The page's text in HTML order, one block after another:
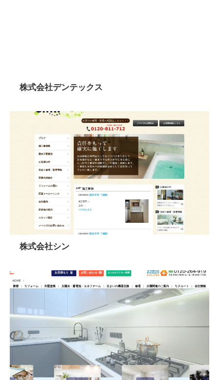
株式会社デンテックス
株式会社シン